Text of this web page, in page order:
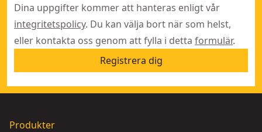
Dina uppgifter kommer att hanteras enligt vår
integritetspolicy. Du kan välja bort när som helst,
eller kontakta oss genom att fylla i detta formulär.
Registrera dig
Produkter